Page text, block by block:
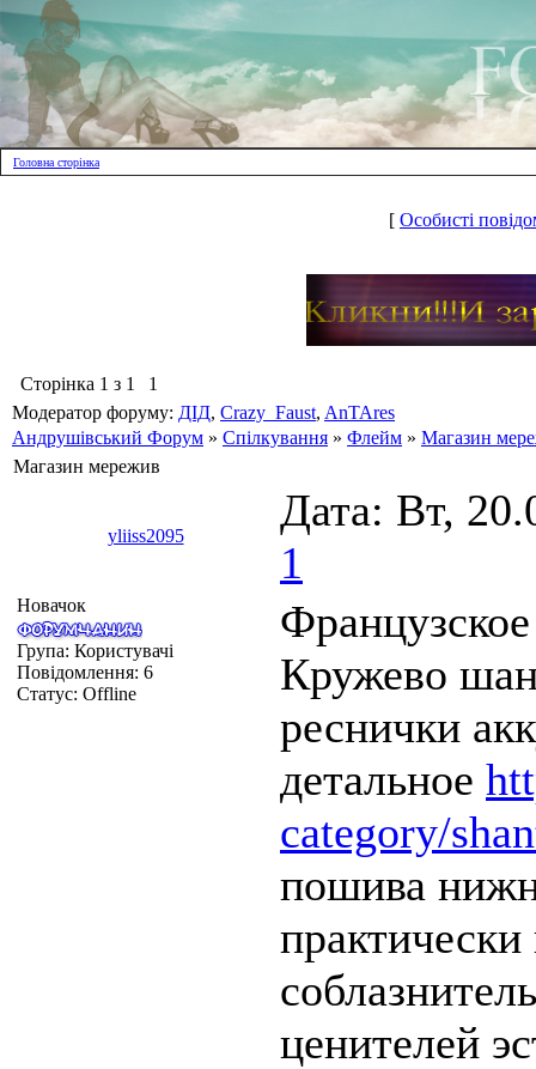
Головна сторінка
[ Особисті
Сторінка 1 з 1
1
Модератор форуму: ДІД, Crazy_Faust, AnTAres
Андрушівський Форум » Спілкування » Флейм » Магазин
Магазин мережив
yliiss2095
Дата: Вт,
1
Новачок
Група: Користувачі
Повідомлення: 6
Статус: Offline
Кружево
реснички
детальное
category/
пошива
практически
ценителей